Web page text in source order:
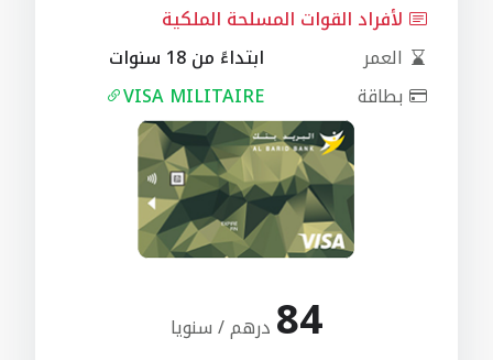
لأفراد القوات المسلحة الملكية
العمر
ابتداءً من 18 سنوات
بطاقة
VISA MILITAIRE
84 درهم / سنويا